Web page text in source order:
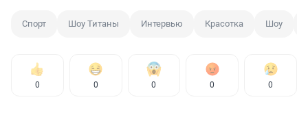
Спорт Шоу Титаны Интервью Красотка Шоу
0 0 0 0 0